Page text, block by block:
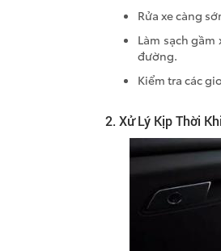
Rửa xe càng
Làm sạch
đường.
Kiểm tra các
2. Xử Lý Kịp Thời